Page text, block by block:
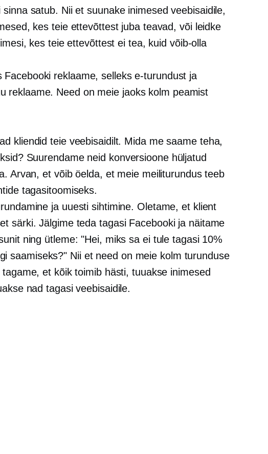
satub. Nii et suunake inimesed veebisaidile,
kes teie ettevõttest juba teavad, või leidke
kes teie ettevõttest ei tea, kuid võib-olla
Facebooki reklaame, selleks e-turundust ja
reklaame. Need on meie jaoks kolm peamist
kliendid teie veebisaidilt. Mida me saame teha,
Suurendame neid konversioone hüljatud
Arvan, et võib öelda, et meie meiliturundus teeb
tagasitoomiseks.
ja uuesti sihtimine. Oletame, et klient
särki. Jälgime teda tagasi Facebooki ja näitame
ning ütleme: "Hei, miks sa ei tule tagasi 10%
saamiseks?" Nii et need on meie kolm turunduse
et kõik toimib hästi, tuuakse inimesed
nad tagasi veebisaidile.